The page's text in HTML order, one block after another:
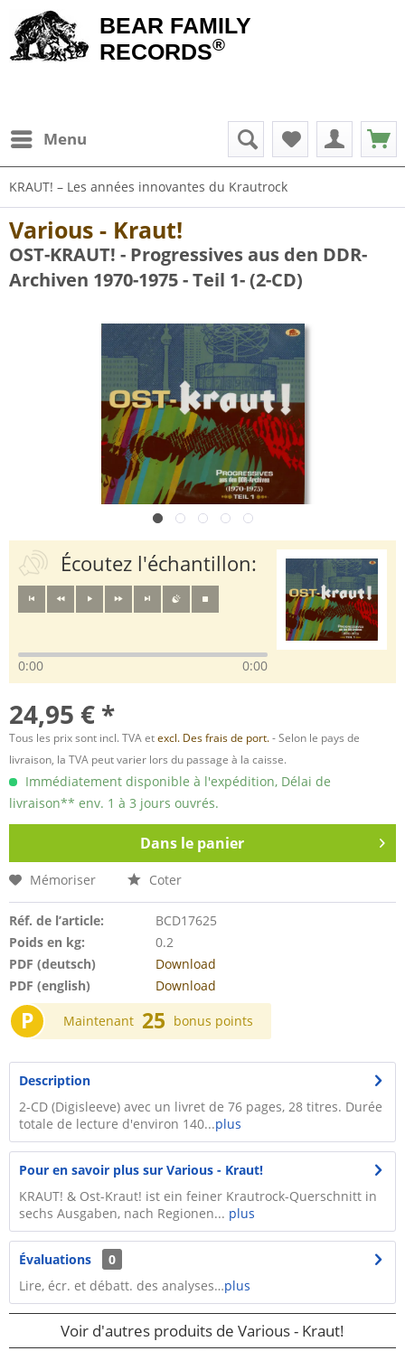
BEAR FAMILY
RECORDS®
Menu
KRAUT! – Les années innovantes du Krautrock
Various - Kraut!
OST-KRAUT! - Progressives aus den DDR-
Archiven 1970-1975 - Teil 1- (2-CD)
Écoutez l'échantillon:
0:00 0:00
24,95 € *
Tous les prix sont incl. TVA etexcl. Des frais de port.- Selon le pays de
livraison, la TVA peut varier lors du passage à la caisse.
Immédiatement disponible à l'expédition, Délai de
livraison** env. 1 à 3 jours ouvrés.
Dans le panier
Mémoriser Coter
Réf. de l’article:
BCD17625
Poids en kg:
0.2
PDF (deutsch)
Download
PDF (english)
Download
P Maintenant 25 bonus points
Description
2-CD (Digisleeve) avec un livret de 76 pages, 28 titres. Durée
totale de lecture d'environ 140...plus
Pour en savoir plus sur Various - Kraut!
KRAUT! & Ost-Kraut! ist ein feiner Krautrock-Querschnitt in
sechs Ausgaben, nach Regionen... plus
Évaluations
0
Lire, écr. et débatt. des analyses…plus
Voir d'autres produits de Various - Kraut!